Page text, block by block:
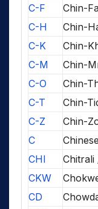
C-F
Chin-
C-H
Chin-
C-K
Chin-
C-M
Chin-
C-O
Chin-
C-T
Chin-
C-Z
Chin-
C
CHI
CKW
CD